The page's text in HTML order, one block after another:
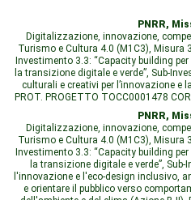
PNRR,
Digitalizzazione, innovazione,
Turismo e Cultura 4.0 (M1C3), Misura
Investimento 3.3: “Capacity building
la transizione digitale e verde”, Sub-
culturali e creativi per l’innovazione e
PROT. PROGETTO TOCC0001478
PNRR,
Digitalizzazione, innovazione,
Turismo e Cultura 4.0 (M1C3), Misura
Investimento 3.3: “Capacity building
la transizione digitale e verde”,
l'innovazione e l'eco-design inclusivo,
e orientare il pubblico verso